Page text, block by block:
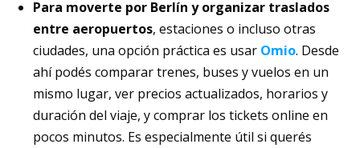
Para moverte por Berlín y organizar traslados
entre aeropuertos, estaciones o incluso otras
ciudades, una opción práctica es usar Omio. Desde
ahí podés comparar trenes, buses y vuelos en un
mismo lugar, ver precios actualizados, horarios y
duración del viaje, y comprar los tickets online en
pocos minutos. Es especialmente útil si querés